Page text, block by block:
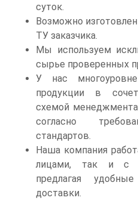
суток.
Возможно
ТУ заказчика.
Мы используем
сырье проверенных
У нас
продукции в
схемой менеджмента
согласно
стандартов.
Наша компания
лицами, так и с
предлагая
доставки.